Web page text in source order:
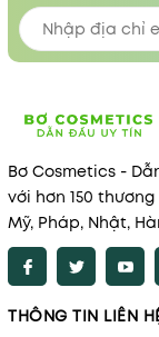
Bơ Cosmetics -
với hơn 150
Mỹ, Pháp, Nhật,
THÔNG TIN LIÊN